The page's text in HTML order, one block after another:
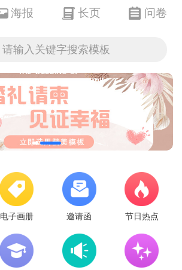
海报 长页 问卷
请输入关键字搜索模板
电子画册 邀请函 节日热点